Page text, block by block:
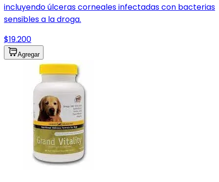
incluyendo úlceras corneales infectadas con bacterias
sensibles a la droga.
$19.200
Agregar